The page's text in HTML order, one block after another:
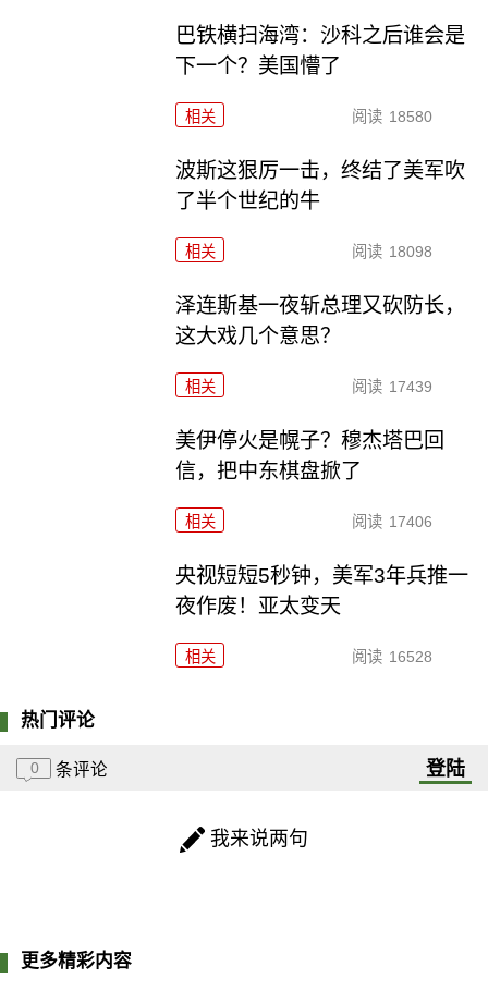
巴铁横扫海湾：沙科之后谁会是
下一个？美国懵了
相关 阅读 18580
波斯这狠厉一击，终结了美军吹
了半个世纪的牛
相关 阅读 18098
泽连斯基一夜斩总理又砍防长，
这大戏几个意思？
相关 阅读 17439
美伊停火是幌子？穆杰塔巴回
信，把中东棋盘掀了
相关 阅读 17406
央视短短5秒钟，美军3年兵推一
夜作废！亚太变天
相关 阅读 16528
热门评论
0 条评论 登陆
我来说两句
更多精彩内容